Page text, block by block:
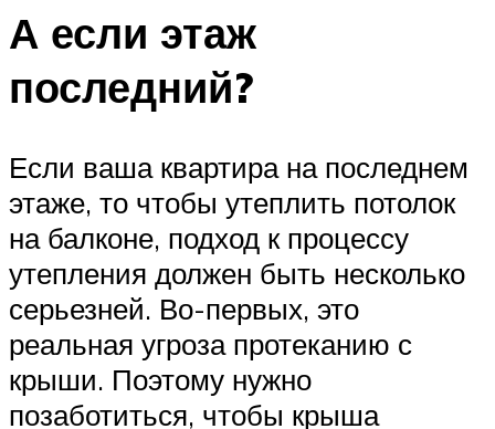
А если этаж
последний?
Если ваша квартира на последнем
этаже, то чтобы утеплить потолок
на балконе, подход к процессу
утепления должен быть несколько
серьезней. Во-первых, это
реальная угроза протеканию с
крыши. Поэтому нужно
позаботиться, чтобы крыша